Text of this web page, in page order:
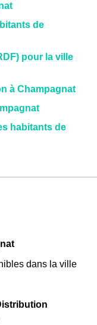
de
pour la ville
à Champagnat
habitants de
dans la ville